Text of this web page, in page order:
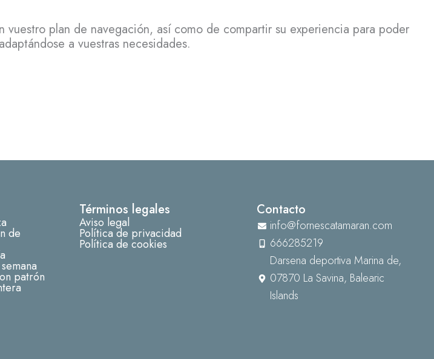
vuestro plan de navegación, así como de compartir su experiencia para poder
a vuestras necesidades.
de
patrón
Términos legales
Aviso legal
Política de privacidad
Política de cookies
Contacto
info@fornescatamaran.com
666285219
Darsena deportiva Marina de,
07870 La Savina, Balearic
Islands